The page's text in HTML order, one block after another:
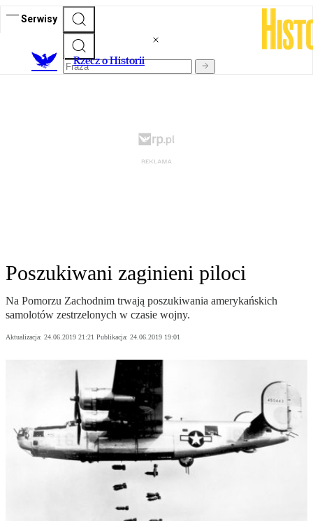
Serwisy
Rzecz o Historii
Poszukiwani zaginieni piloci
Na Pomorzu Zachodnim trwają poszukiwania amerykańskich
samolotów zestrzelonych w czasie wojny.
Aktualizacja: 24.06.2019 21:21 Publikacja: 24.06.2019 19:01